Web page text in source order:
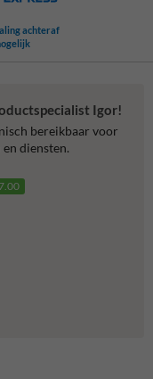
achteraf
Igor!
bereikbaar voor
diensten.